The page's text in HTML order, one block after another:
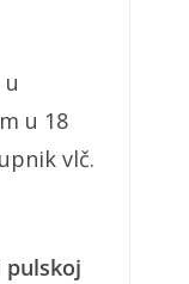
u 18
vlč.
pulskoj